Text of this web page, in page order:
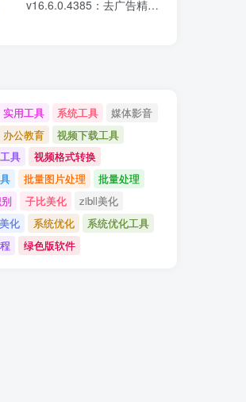
Ultimate Vocal Remover v5.6.0汉化版：一键人声分离工具
v16.6.0.4385：去广告精简
实用工具 系统工具
媒体影音
办公教育
视频下载工具
具
视频格式转换
批量图片处理
批量处理
子比美化
zibll美化
化
系统优化
系统优化工具
绿色版软件